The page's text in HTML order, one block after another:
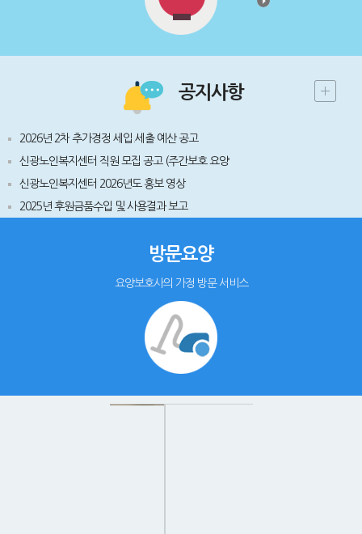
공지사항
2026년 2차 추가경정 세입.세출 예산 공고
신광노인복지센터 직원 모집 공고 (주간보호 요양
신광노인복지센터 2026년도 홍보 영상
2025년 후원금품수입 및 사용결과 보고
방문요양
요양보호사의 가정 방문 서비스